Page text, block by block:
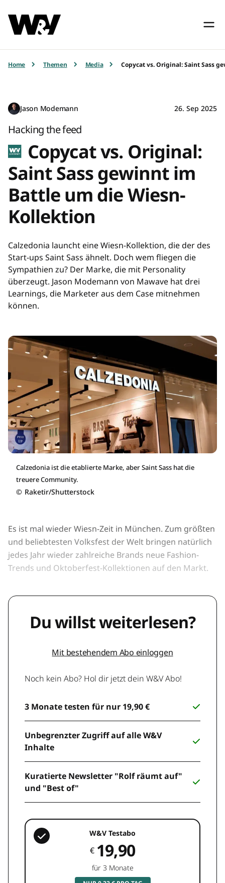
Home Themen Media Copycat vs. Original: Saint Sass
Jason Modemann 26. Sep 2025
Hacking the feed
Copycat vs. Original:
Saint Sass gewinnt im
Battle um die Wiesn-
Kollektion
Calzedonia launcht eine Wiesn-Kollektion, die der des
Start-ups Saint Sass ähnelt. Doch wem fliegen die
Sympathien zu? Der Marke, die mit Personality
überzeugt. Jason Modemann von Mawave hat drei
Learnings, die Marketer aus dem Case mitnehmen
können.
Calzedonia ist die etablierte Marke, aber Saint Sass hat die
treuere Community.
© Raketir/Shutterstock
Es ist mal wieder Wiesn-Zeit in München. Zum größten
und beliebtesten Volksfest der Welt bringen natürlich
jedes Jahr wieder zahlreiche Brands neue Fashion-
Trends und Oktoberfest-Kollektionen auf den Markt.
Du willst weiterlesen?
Mit bestehendem Abo einloggen
Noch kein Abo? Hol dir jetzt dein W&V Abo!
3 Monate testen für nur 19,90 €
Unbegrenzter Zugriff auf alle W&V
Inhalte
Kuratierte Newsletter "Rolf räumt auf"
und "Best of"
W&V Testabo
€ 19,90
für 3 Monate